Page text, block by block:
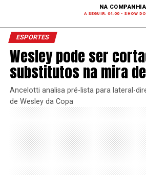
NA
A SEGUIR: 04:00 - SHOW
ESPORTES
Wesley pode ser
substitutos na mira
Ancelotti analisa pré-lista para lateral-
de Wesley da Copa